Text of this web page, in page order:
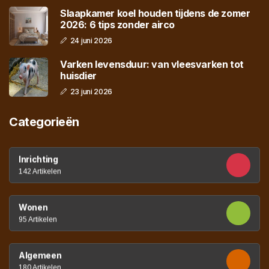
Slaapkamer koel houden tijdens de zomer
2026: 6 tips zonder airco
24 juni 2026
Varken levensduur: van vleesvarken tot
huisdier
23 juni 2026
Categorieën
Inrichting
142 Artikelen
Wonen
95 Artikelen
Algemeen